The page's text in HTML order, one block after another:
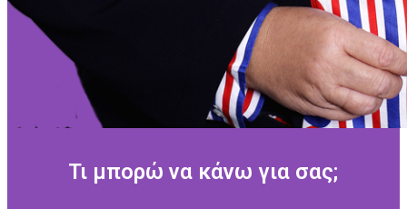
Τι μπορώ να κάνω για σας;